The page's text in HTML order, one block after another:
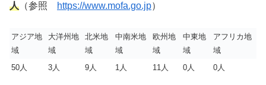
人 （参照 https://www.mofa.go.jp）
アジア地
域
大洋州地
域
北米地
域
中南米地
域
欧州地
域
中東地
域
アフリカ地
域
50人
3人 9人 1人 11人 0人 0人